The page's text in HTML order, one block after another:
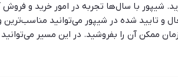
شیپور با سال‌ها تجربه در امور خرید و فروش
و تایید شده در شیپور می‌توانید مناسب‌ترین
ممکن آن را بفروشید. در این مسیر